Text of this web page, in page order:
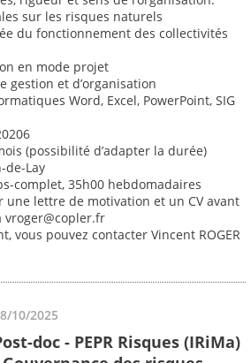
sur les risques naturels
du fonctionnement des collectivités
en mode projet
gestion et d’organisation
Word, Excel, PowerPoint, SIG
(possibilité d’adapter la durée)
de-Lay
complet, 35h00 hebdomadaires
une lettre de motivation et un CV avant
vroger@copler.fr
vous pouvez contacter Vincent ROGER
10/2025
doc - PEPR Risques (IRiMa)